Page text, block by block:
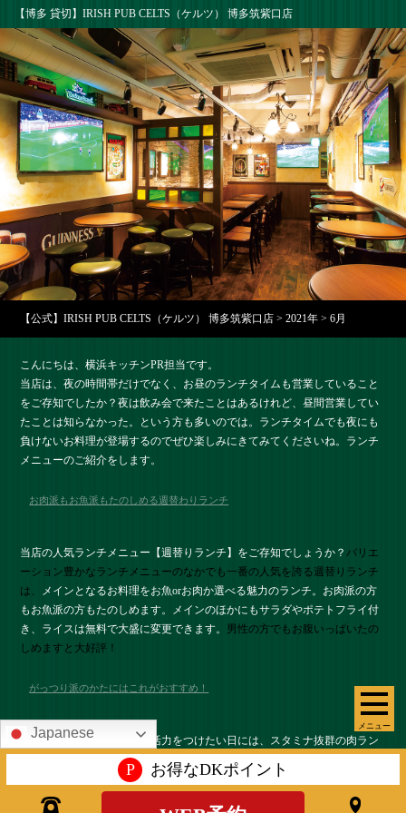
【博多 貸切】IRISH PUB CELTS（ケルツ） 博多筑紫口店
メニュー
【公式】IRISH PUB CELTS（ケルツ） 博多筑紫口店 >2021年 >6月
こんにちは、横浜キッチンPR担当です。
当店は、夜の時間帯だけでなく、お昼のランチタイムも営業していること
をご存知でしたか？夜は飲み会で来たことはあるけれど、昼間営業してい
たことは知らなかった。という方も多いのでは。ランチタイムでも夜にも
負けないお料理が登場するのでぜひ楽しみにきてみてくださいね。ランチ
メニューのご紹介をします。
お肉派もお魚派もたのしめる週替わりランチ
当店の人気ランチメニュー【週替りランチ】をご存知でしょうか？バリエ
ーション豊かなランチメニューのなかでも一番の人気を誇る週替りランチ
は、
メインとなるお料理をお魚orお肉か選べる魅力のランチ。お肉派の方
もお魚派の方もたのしめます。メインのほかにもサラダやポテトフライ付
き、ライスは無料で大盛に変更できます。
男性の方でもお腹いっぱいたの
しめますと大好評！
がっつり派のかたにはこれがおすすめ！
午後からもがんばるための活力をつけたい日には、スタミナ抜群の肉ラン
チ【特選牛ステーキランチ】がおすすめです。お肉はなんと170ｇとボリュ
ームも満点。食べやすいように一口サイズにカットして運ばれてくるのが
うれしいポイント。女性の方にも大好評いただいております。お肉の旨み
Japanese
P お得なDKポイント